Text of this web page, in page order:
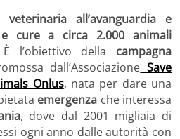
all’avanguardia e
e cure a circa 2.000 animali
l’obiettivo della campagna
dall’Associazione Save
Onlus, nata per dare una
emergenza che interessa
, dove dal 2001 migliaia di
ogni anno dalle autorità con